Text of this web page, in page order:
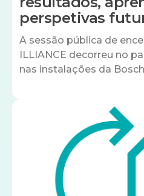
perspetivas
A sessão pública de
ILLIANCE decorreu no
nas instalações da